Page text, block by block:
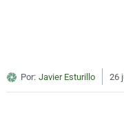
Por: Javier Esturillo 26